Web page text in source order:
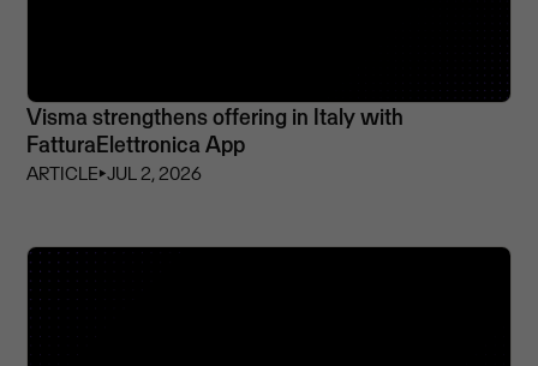
Visma strengthens offering in Italy with
FatturaElettronica App
ARTICLE⏵JUL 2, 2026